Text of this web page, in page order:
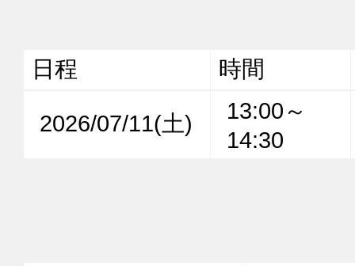
日程 時間
2026/07/11(土)
13:00～
14:30